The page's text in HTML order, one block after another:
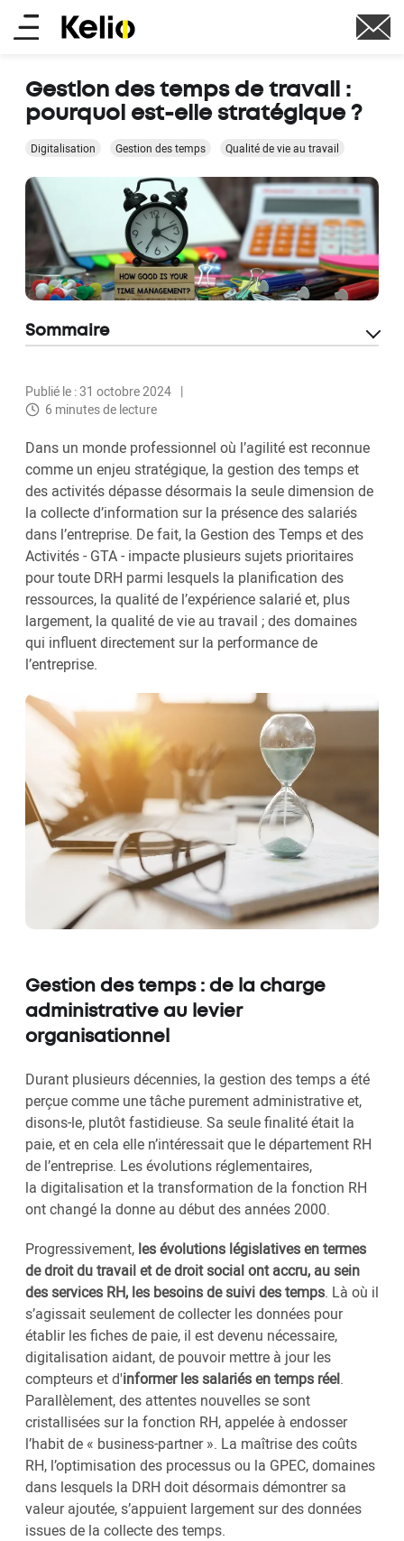
Aller
auMain
Gestion des temps de travail :
pourquoi est-elle stratégique ?
Digitalisation Gestion des temps Qualité de vie au travail
Publié le : 31 octobre 2024
6 minutes de lecture
Dans un monde professionnel où l’agilité est reconnue
comme un enjeu stratégique, la gestion des temps et
des activités dépasse désormais la seule dimension de
la collecte d’information sur la présence des salariés
dans l’entreprise. De fait, la Gestion des Temps et des
Activités - GTA - impacte plusieurs sujets prioritaires
pour toute DRH parmi lesquels la planification des
ressources, la qualité de l’expérience salarié et, plus
largement, la qualité de vie au travail ; des domaines
qui influent directement sur la performance de
l’entreprise.
Gestion des temps : de la charge
administrative au levier
organisationnel
Durant plusieurs décennies, la gestion des temps a été
perçue comme une tâche purement administrative et,
disons-le, plutôt fastidieuse. Sa seule finalité était la
paie, et en cela elle n’intéressait que le département RH
de l’entreprise. Les évolutions réglementaires,
la digitalisation et la transformation de la fonction RH
ont changé la donne au début des années 2000.
Progressivement, les évolutions législatives en termes
de droit du travail et de droit social ont accru, au sein
des services RH, les besoins de suivi des temps. Là où il
s’agissait seulement de collecter les données pour
établir les fiches de paie, il est devenu nécessaire,
digitalisation aidant, de pouvoir mettre à jour les
compteurs et d'informer les salariés en temps réel.
Parallèlement, des attentes nouvelles se sont
cristallisées sur la fonction RH, appelée à endosser
l’habit de « business-partner ». La maîtrise des coûts
RH, l’optimisation des processus ou la GPEC, domaines
dans lesquels la DRH doit désormais démontrer sa
valeur ajoutée, s’appuient largement sur des données
issues de la collecte des temps.
Sommaire